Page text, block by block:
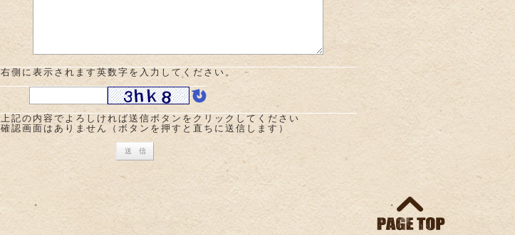
右側に表示されます英数字を入力してください。
上記の内容でよろしければ送信ボタンをクリックしてください
確認画面はありません（ボタンを押すと直ちに送信します）